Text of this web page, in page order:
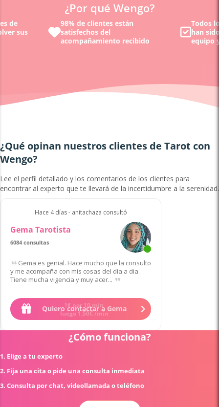
¿Por qué Wengo?
de
sus
98% de clientes están
satisfechos del
acompañamiento recibido
Todos
han
equipo
¿Qué opinan nuestros clientes de Tarot con
Wengo?
Lee el perfil detallado y los comentarios de los clientes para
encontrar al experto que te llevará de la incertidumbre a la serenidad.
Hace 4 días - anitachaza consultó
Gema Tarotista
6084 consultas
Gema es genial. Hace mucho que la consulto
y me acompaña con mis cosas del día a dia.
Tiene mucha vigencia y muy acer...
Quiero contactar a Gema
1€ por 10 min
luego1.50€/min
¿Cómo funciona?
1. Elige a tu experto
2. Fija una cita o pide una consulta inmediata
3. Consulta por chat, videollamada o teléfono